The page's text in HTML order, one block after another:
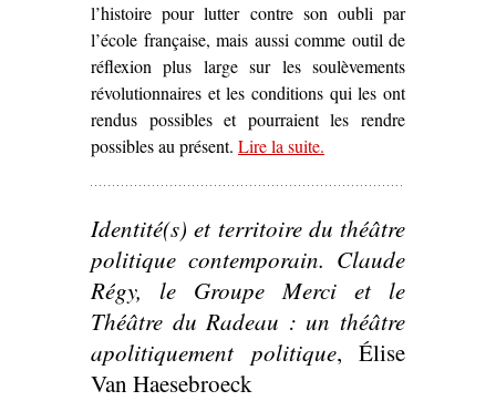
l’histoire pour lutter contre son oubli par
l’école française, mais aussi comme outil de
réflexion plus large sur les soulèvements
révolutionnaires et les conditions qui les ont
rendus possibles et pourraient les rendre
possibles au présent. Lire la suite– ‘Quand le cinéma
révolutionnaire pour
discuter la question de
l’engagement –
Commune (Paris, 1871)
de Peter Watkins’
.
Identité(s) et territoire du théâtre
politique contemporain. Claude
Régy, le Groupe Merci et le
Théâtre du Radeau : un théâtre
apolitiquement politique, Élise
Van Haesebroeck